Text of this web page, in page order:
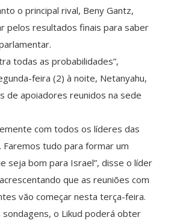
o principal rival, Beny Gantz,
pelos resultados finais para saber
todas as probabilidades”,
feira (2) à noite, Netanyahu,
de apoiadores reunidos na sede
com todos os líderes das
Faremos tudo para formar um
seja bom para Israel”, disse o líder
que as reuniões com
vão começar nesta terça-feira.
sondagens, o Likud poderá obter